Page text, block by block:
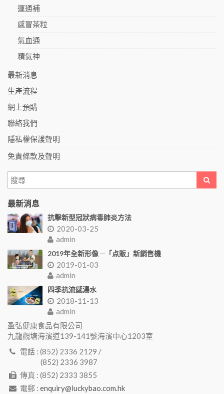
運通補
感冒茶粒
氣血通
精氣神
最新消息
生產流程
網上預購
聯絡我們
隱私權保護聲明
免責條款及聲明
最新消息
抗擊新型冠狀病毒肺炎方法
2020-03-25
admin
2019年全新形像 ─「点販」新銷售機
2019-01-03
admin
四季抗流感湯水
2018-11-13
admin
盈弘健康食品有限公司
九龍觀塘海濱道139-141號海濱中心1203室
電話 : (852) 2336 2129 /
(852) 2336 3987
傳真 : (852) 2333 3855
電郵 : enquiry@luckybao.com.hk